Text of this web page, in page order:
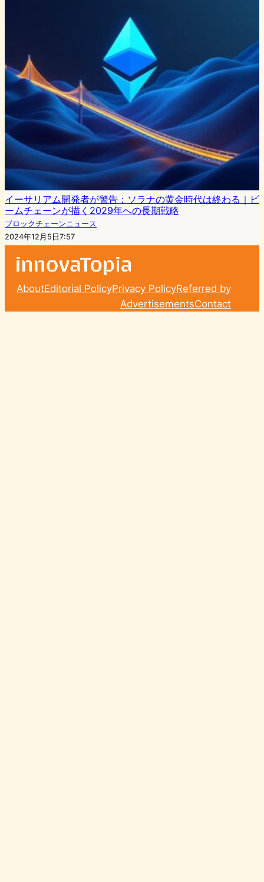
イーサリアム開発者が警告：ソラナの黄金時代は終わる｜ビ
ームチェーンが描く2029年への長期戦略
ブロックチェーンニュース
2024年12月5日7:57
AboutEditorial PolicyPrivacy PolicyReferred by
AdvertisementsContact